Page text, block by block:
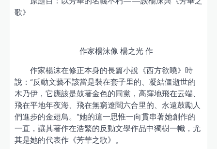
歌》
作家楊沫像 楊之光 作
作家楊沫在修正本身的長篇小說《西方欲曉》時
說：“反動文藝不該當是裝在套子里的、凝結僵逝世的
木乃伊，它應該是鼓著金色的同黨，高窪地飛在云端、
飛在平地年夜海、飛在無窮遼闊六合里的、永遠鼓勵人
們進步的金翅鳥。”她的這一思惟一向貫串著她創作的
一直，讓其著作在浩繁的反動文學作品中獨樹一幟，尤
其是她的代表作《芳華之歌》。